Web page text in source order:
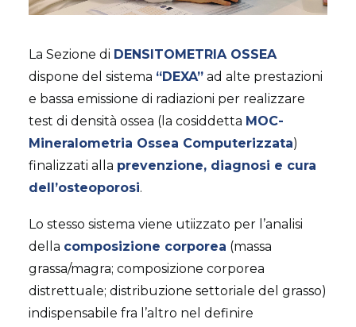
La Sezione di DENSITOMETRIA OSSEA
dispone del sistema “DEXA” ad alte prestazioni
e bassa emissione di radiazioni per realizzare
test di densità ossea (la cosiddetta MOC-
Mineralometria Ossea Computerizzata)
finalizzati alla prevenzione, diagnosi e cura
dell’osteoporosi.
Lo stesso sistema viene utiizzato per l’analisi
della composizione corporea (massa
grassa/magra; composizione corporea
distrettuale; distribuzione settoriale del grasso)
indispensabile fra l’altro nel definire